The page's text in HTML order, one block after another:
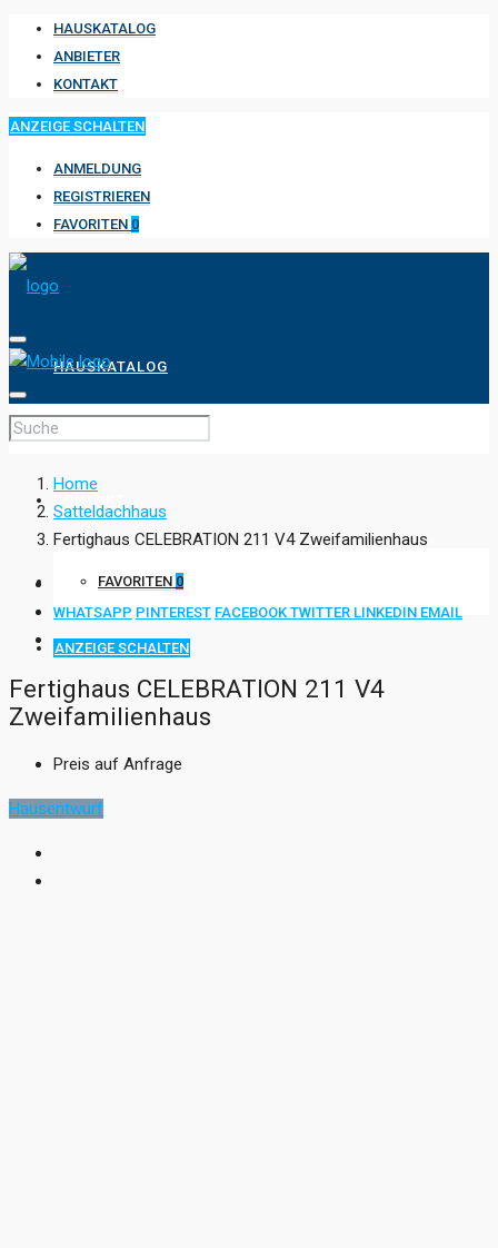
HAUSKATALOG
ANBIETER
KONTAKT
ANZEIGE SCHALTEN
ANMELDUNG
REGISTRIEREN
FAVORITEN 0
HAUSKATALOG
ANBIETER
FAVORITEN 0
ANZEIGE SCHALTEN
Home
Satteldachhaus
Fertighaus CELEBRATION 211 V4 Zweifamilienhaus
WHATSAPP PINTEREST FACEBOOK TWITTER LINKEDIN EMAIL
Fertighaus CELEBRATION 211 V4
Zweifamilienhaus
Preis auf Anfrage
Hausentwurf